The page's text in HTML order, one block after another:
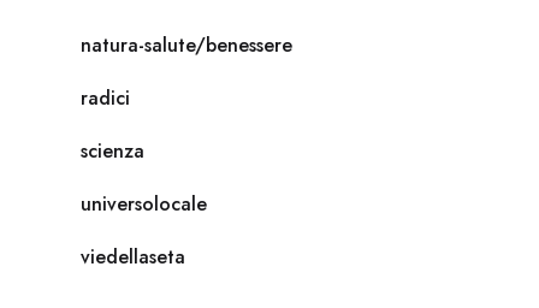
natura-salute/benessere
radici
scienza
universolocale
viedellaseta